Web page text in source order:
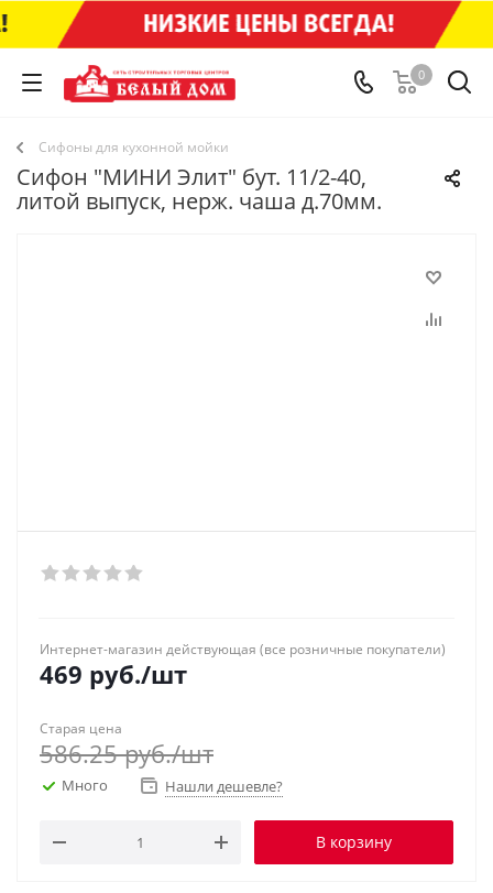
0
Сифоны для кухонной мойки
Сифон "МИНИ Элит" бут. 11/2-40,
литой выпуск, нерж. чаша д.70мм.
Интернет-магазин действующая (все розничные покупатели)
469 руб./шт
Старая цена
586.25руб./шт
Много Нашли дешевле?
В корзину